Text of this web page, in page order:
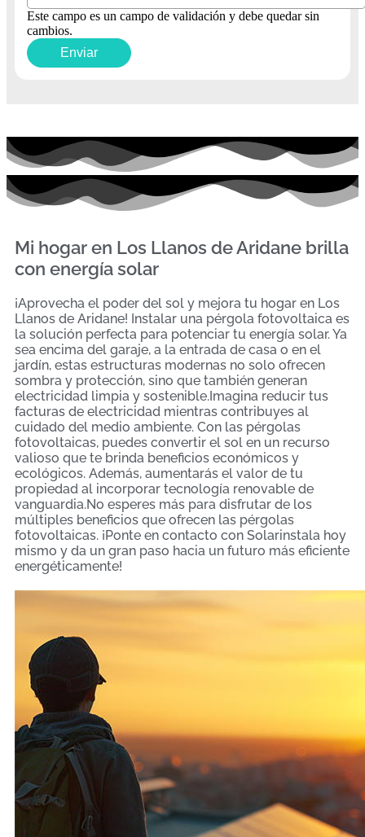
Este campo es un campo de validación y debe quedar sin
cambios.
Mi hogar en Los Llanos de Aridane brilla
con energía solar
¡Aprovecha el poder del sol y mejora tu hogar en Los
Llanos de Aridane! Instalar una pérgola fotovoltaica es
la solución perfecta para potenciar tu energía solar. Ya
sea encima del garaje, a la entrada de casa o en el
jardín, estas estructuras modernas no solo ofrecen
sombra y protección, sino que también generan
electricidad limpia y sostenible.Imagina reducir tus
facturas de electricidad mientras contribuyes al
cuidado del medio ambiente. Con las pérgolas
fotovoltaicas, puedes convertir el sol en un recurso
valioso que te brinda beneficios económicos y
ecológicos. Además, aumentarás el valor de tu
propiedad al incorporar tecnología renovable de
vanguardia.No esperes más para disfrutar de los
múltiples beneficios que ofrecen las pérgolas
fotovoltaicas. ¡Ponte en contacto con Solarinstala hoy
mismo y da un gran paso hacia un futuro más eficiente
energéticamente!